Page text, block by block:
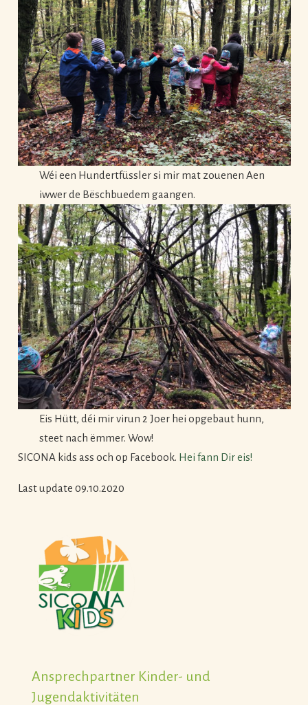
Wéi een Hundertfüssler si mir mat zouenen Aen
iwwer de Bëschbuedem gaangen.
Eis Hütt, déi mir virun 2 Joer hei opgebaut hunn,
steet nach ëmmer. Wow!
SICONA kids ass och op Facebook. Hei fann Dir eis!
Last update 09.10.2020
Ansprechpartner Kinder- und
Jugendaktivitäten